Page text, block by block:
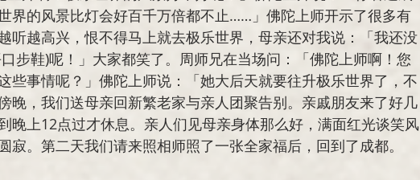
界的风景比灯会好百千万倍都不止……」佛陀上师开示了很多有
听越高兴，恨不得马上就去极乐世界，母亲还对我说：「我还没
步鞋)呢！」大家都笑了。周师兄在当场问：「佛陀上师啊！您
些事情呢？」佛陀上师说：「她大后天就要往升极乐世界了，不
晚，我们送母亲回新繁老家与亲人团聚告别。亲戚朋友来了好几
晚上12点过才休息。亲人们见母亲身体那么好，满面红光谈笑风
寂。第二天我们请来照相师照了一张全家福后，回到了成都。